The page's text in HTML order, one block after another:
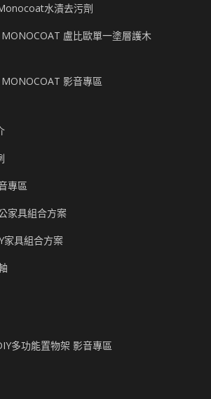
水漬去污劑
盧比歐單一塗層護木
影音專區
專區
家具組合方案
家具組合方案
多功能置物架 影音專區